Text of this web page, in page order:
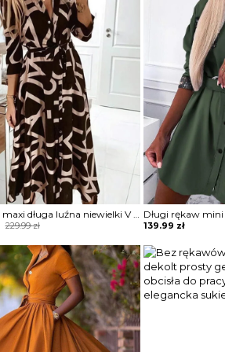
Sukienka maxi długa luźna niewielki V dekolt kołnierz długi prosty rękaw dopasowana wiązana w talii Adolfa
229.99zł 139.99 zł